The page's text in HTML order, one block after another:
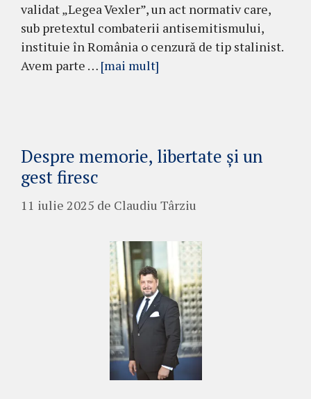
validat „Legea Vexler”, un act normativ care,
sub pretextul combaterii antisemitismului,
instituie în România o cenzură de tip stalinist.
Avem parte … [mai mult]
Despre memorie, libertate și un
gest firesc
11 iulie 2025 de Claudiu Târziu